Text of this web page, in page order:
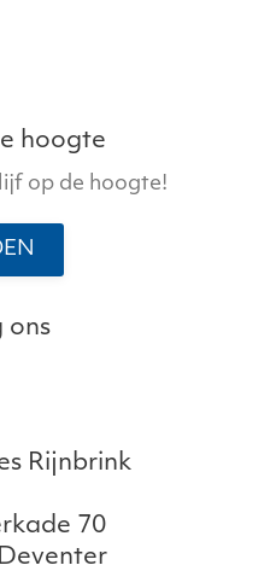
optie
gekozen
worden
op
hoogte
op de hoogte!
ons
Rijnbrink
70